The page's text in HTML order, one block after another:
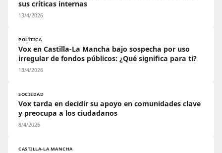
sus críticas internas
13/4/2026
POLÍTICA
Vox en Castilla-La Mancha bajo sospecha por uso
irregular de fondos públicos: ¿Qué significa para ti?
13/4/2026
SOCIEDAD
Vox tarda en decidir su apoyo en comunidades clave
y preocupa a los ciudadanos
8/4/2026
CASTILLA-LA MANCHA